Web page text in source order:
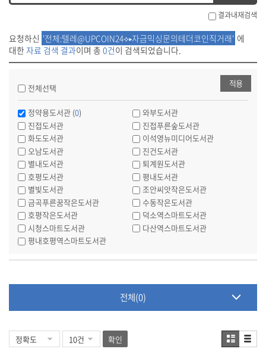
결과내재검색
요청하신 '전체:텔레@UPCOIN24⟡▸자금믹싱문의테더코인직거래' 에
대한 자료 검색 결과이며 총 0건이 검색되었습니다.
전체선택
정약용도서관 (0)
와부도서관
진접도서관
진접푸른숲도서관
화도도서관
이석영뉴미디어도서관
오남도서관
진건도서관
별내도서관
퇴계원도서관
호평도서관
평내도서관
별빛도서관
조안씨앗작은도서관
금곡푸른꿈작은도서관
수동작은도서관
호평작은도서관
덕소역스마트도서관
시청스마트도서관
다산역스마트도서관
평내호평역스마트도서관
적용
전체(0)
확인